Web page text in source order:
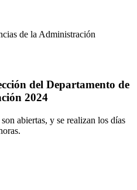
de la Administración
del Departamento de
2024
abiertas, y se realizan los días